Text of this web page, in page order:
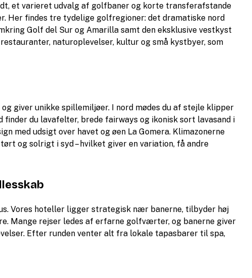
et varieret udvalg af golfbaner og korte transferafstande
Her findes tre tydelige golfregioner: det dramatiske nord
Golf del Sur og Amarilla samt den eksklusive vestkyst
naturoplevelser, kultur og små kystbyer, som
giver unikke spillemiljøer. I nord mødes du af stejle klipper
du lavafelter, brede fairways og ikonisk sort lavasand i
med udsigt over havet og øen La Gomera. Klimazonerne
og solrigt i syd – hvilket giver en variation, få andre
Vores hoteller ligger strategisk nær banerne, tilbyder høj
Mange rejser ledes af erfarne golfværter, og banerne giver
Efter runden venter alt fra lokale tapasbarer til spa,